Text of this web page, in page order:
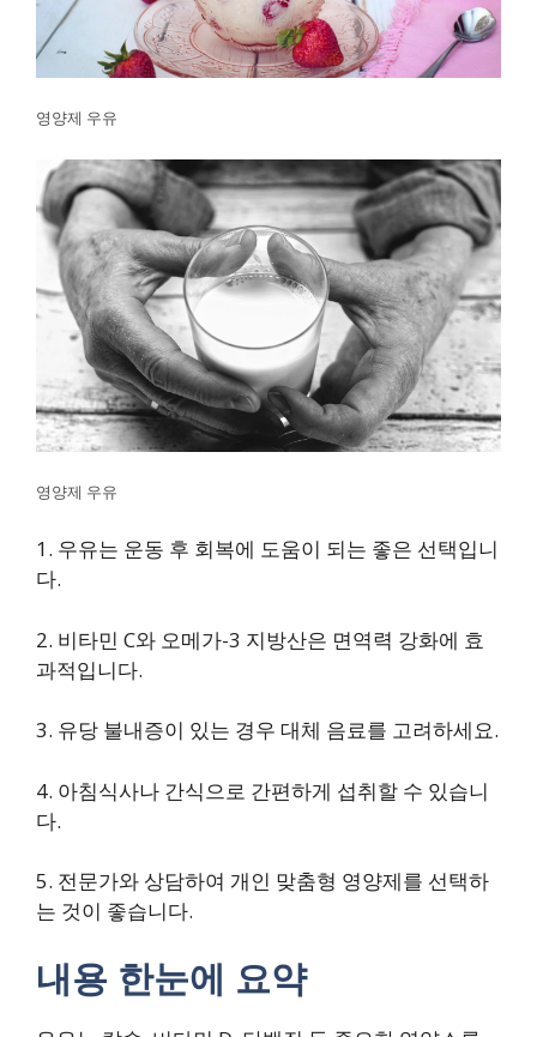
영양제 우유
영양제 우유
1. 우유는 운동 후 회복에 도움이 되는 좋은 선택입니
다.
2. 비타민 C와 오메가-3 지방산은 면역력 강화에 효
과적입니다.
3. 유당 불내증이 있는 경우 대체 음료를 고려하세요.
4. 아침식사나 간식으로 간편하게 섭취할 수 있습니
다.
5. 전문가와 상담하여 개인 맞춤형 영양제를 선택하
는 것이 좋습니다.
내용 한눈에 요약